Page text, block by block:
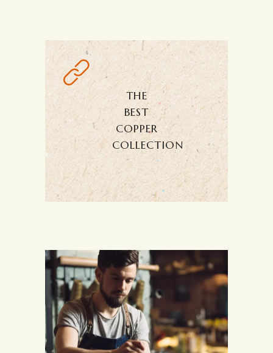
THE
BEST
COPPER
COLLECTION